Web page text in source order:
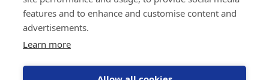
features and to enhance and customise content and
advertisements.
Learn more